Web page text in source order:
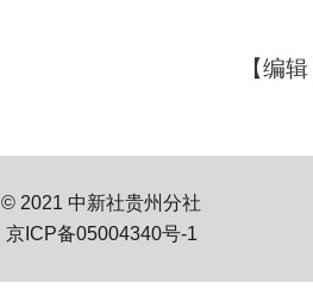
【编
© 2021 中新社贵州分社
京ICP备05004340号-1